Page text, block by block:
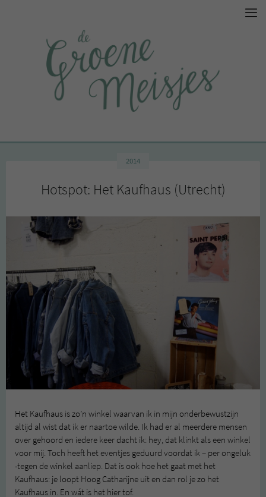
2014
Hotspot: Het Kaufhaus (Utrecht)
Het Kaufhaus is zo’n winkel waarvan ik in mijn onderbewustzijn
altijd al wist dat ik er naartoe wilde. Ik had er al meerdere mensen
over gehoord en iedere keer dacht ik: hey, dat klinkt als een winkel
voor mij. Toch heeft het eventjes geduurd voordat ik – per ongeluk
-tegen de winkel aanliep. Dat is ook hoe het gaat met het
Kaufhaus: je loopt Hoog Catharijne uit en dan rol je zo het
Kaufhaus in. En wát is het hier tof.